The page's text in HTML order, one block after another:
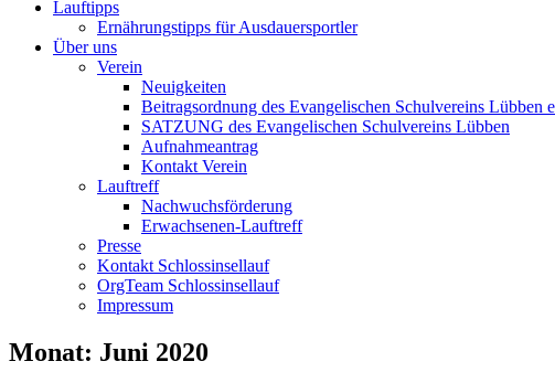
Lauftipps
Ernährungstipps für Ausdauersportler
Über uns
Verein
Neuigkeiten
Beitragsordnung des Evangelischen Schulvereins Lübben
SATZUNG des Evangelischen Schulvereins Lübben
Aufnahmeantrag
Kontakt Verein
Lauftreff
Nachwuchsförderung
Erwachsenen-Lauftreff
Presse
Kontakt Schlossinsellauf
OrgTeam Schlossinsellauf
Impressum
Monat: Juni 2020